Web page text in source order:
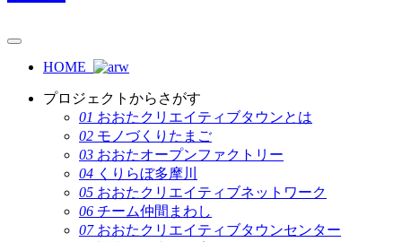
HOME
プロジェクトからさがす
01 おおたクリエイティブタウンとは
02 モノづくりたまご
03 おおたオープンファクトリー
04 くりらぼ多摩川
05 おおたクリエイティブネットワーク
06 チーム仲間まわし
07 おおたクリエイティブタウンセンター